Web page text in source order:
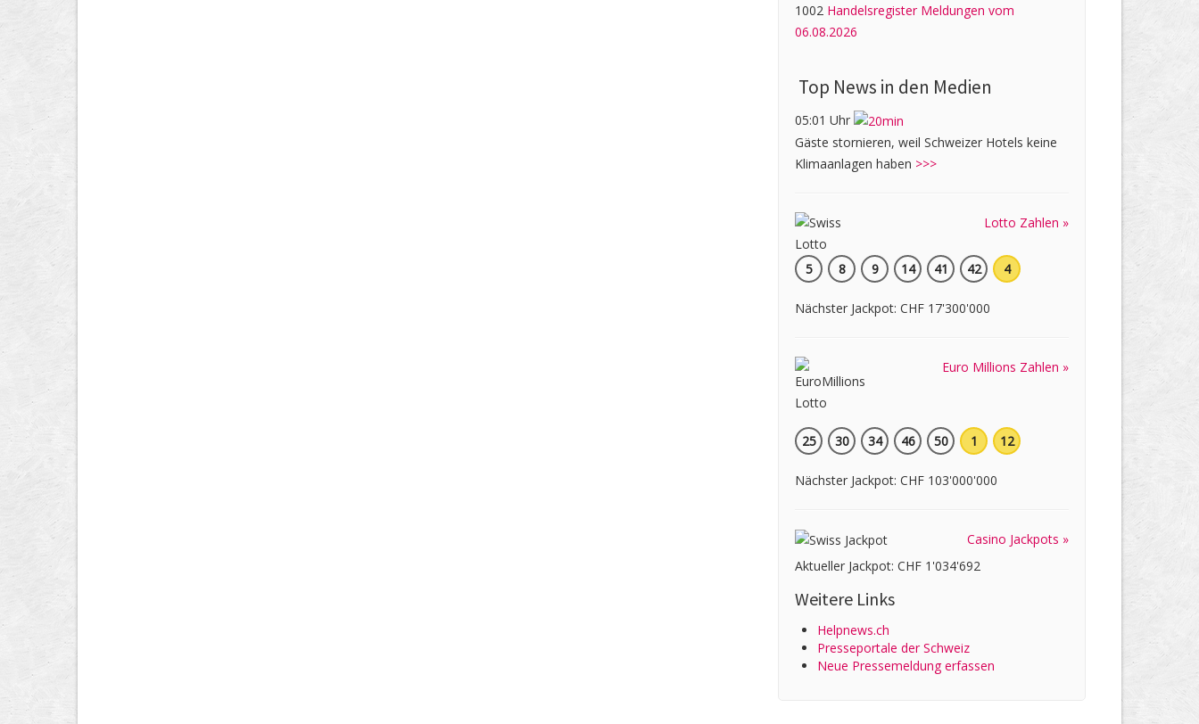
1002 Handelsregister Meldungen vom
06.08.2026
Top News in den Medien
05:01 Uhr
Gäste stornieren, weil Schweizer Hotels keine
Klimaanlagen haben >>>
Lotto Zahlen »
5 8 9 14 41 42 4
Nächster Jackpot: CHF 17'300'000
Euro Millions Zahlen »
25 30 34 46 50 1 12
Nächster Jackpot: CHF 103'000'000
Casino Jackpots »
Aktueller Jackpot: CHF 1'034'692
Weitere Links
Helpnews.ch
Presseportale der Schweiz
Neue Pressemeldung erfassen